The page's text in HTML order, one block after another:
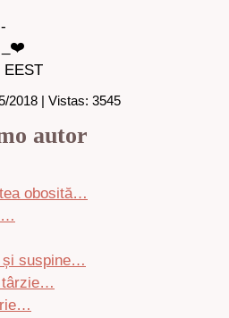
_❤️
EEST
2018 | Vistas: 3545
autor
obosită…
și suspine…
târzie…